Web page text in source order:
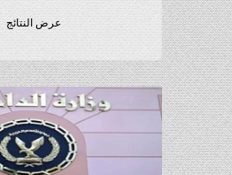
عرض النتائج